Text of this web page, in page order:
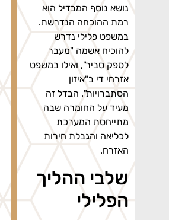
נושא נוסף המבדיל הוא
רמת ההוכחה הנדרשת.
במשפט פלילי נדרש
להוכיח אשמה "מעבר
לספק סביר", ואילו במשפט
אזרחי די ב"איזון
הסתברויות". הבדל זה
מעיד על החומרה שבה
מתייחסת המערכת
לכליאה והגבלת חירות
האזרח.
שלבי ההליך
הפלילי